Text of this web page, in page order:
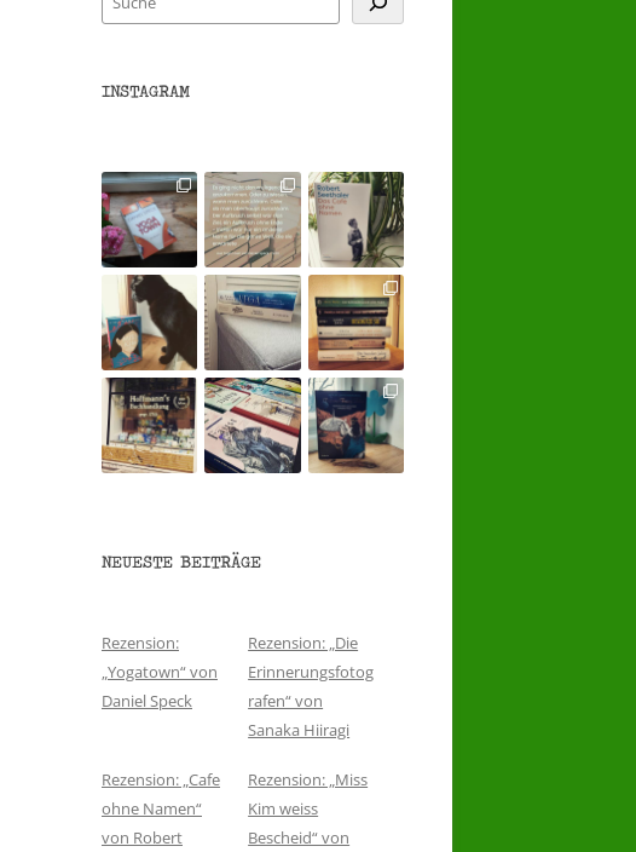
INSTAGRAM
NEUESTE BEITRÄGE
Rezension:
„Yogatown“ von
Daniel Speck
Rezension: „Die
Erinnerungsfotog
rafen“ von
Sanaka Hiiragi
Rezension: „Cafe
ohne Namen“
von Robert
Rezension: „Miss
Kim weiss
Bescheid“ von